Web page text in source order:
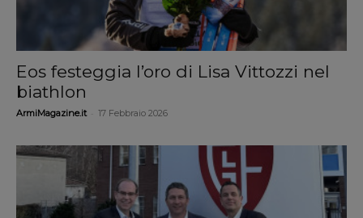
Eos festeggia l’oro di Lisa Vittozzi nel
biathlon
ArmiMagazine.it 17 Febbraio 2026